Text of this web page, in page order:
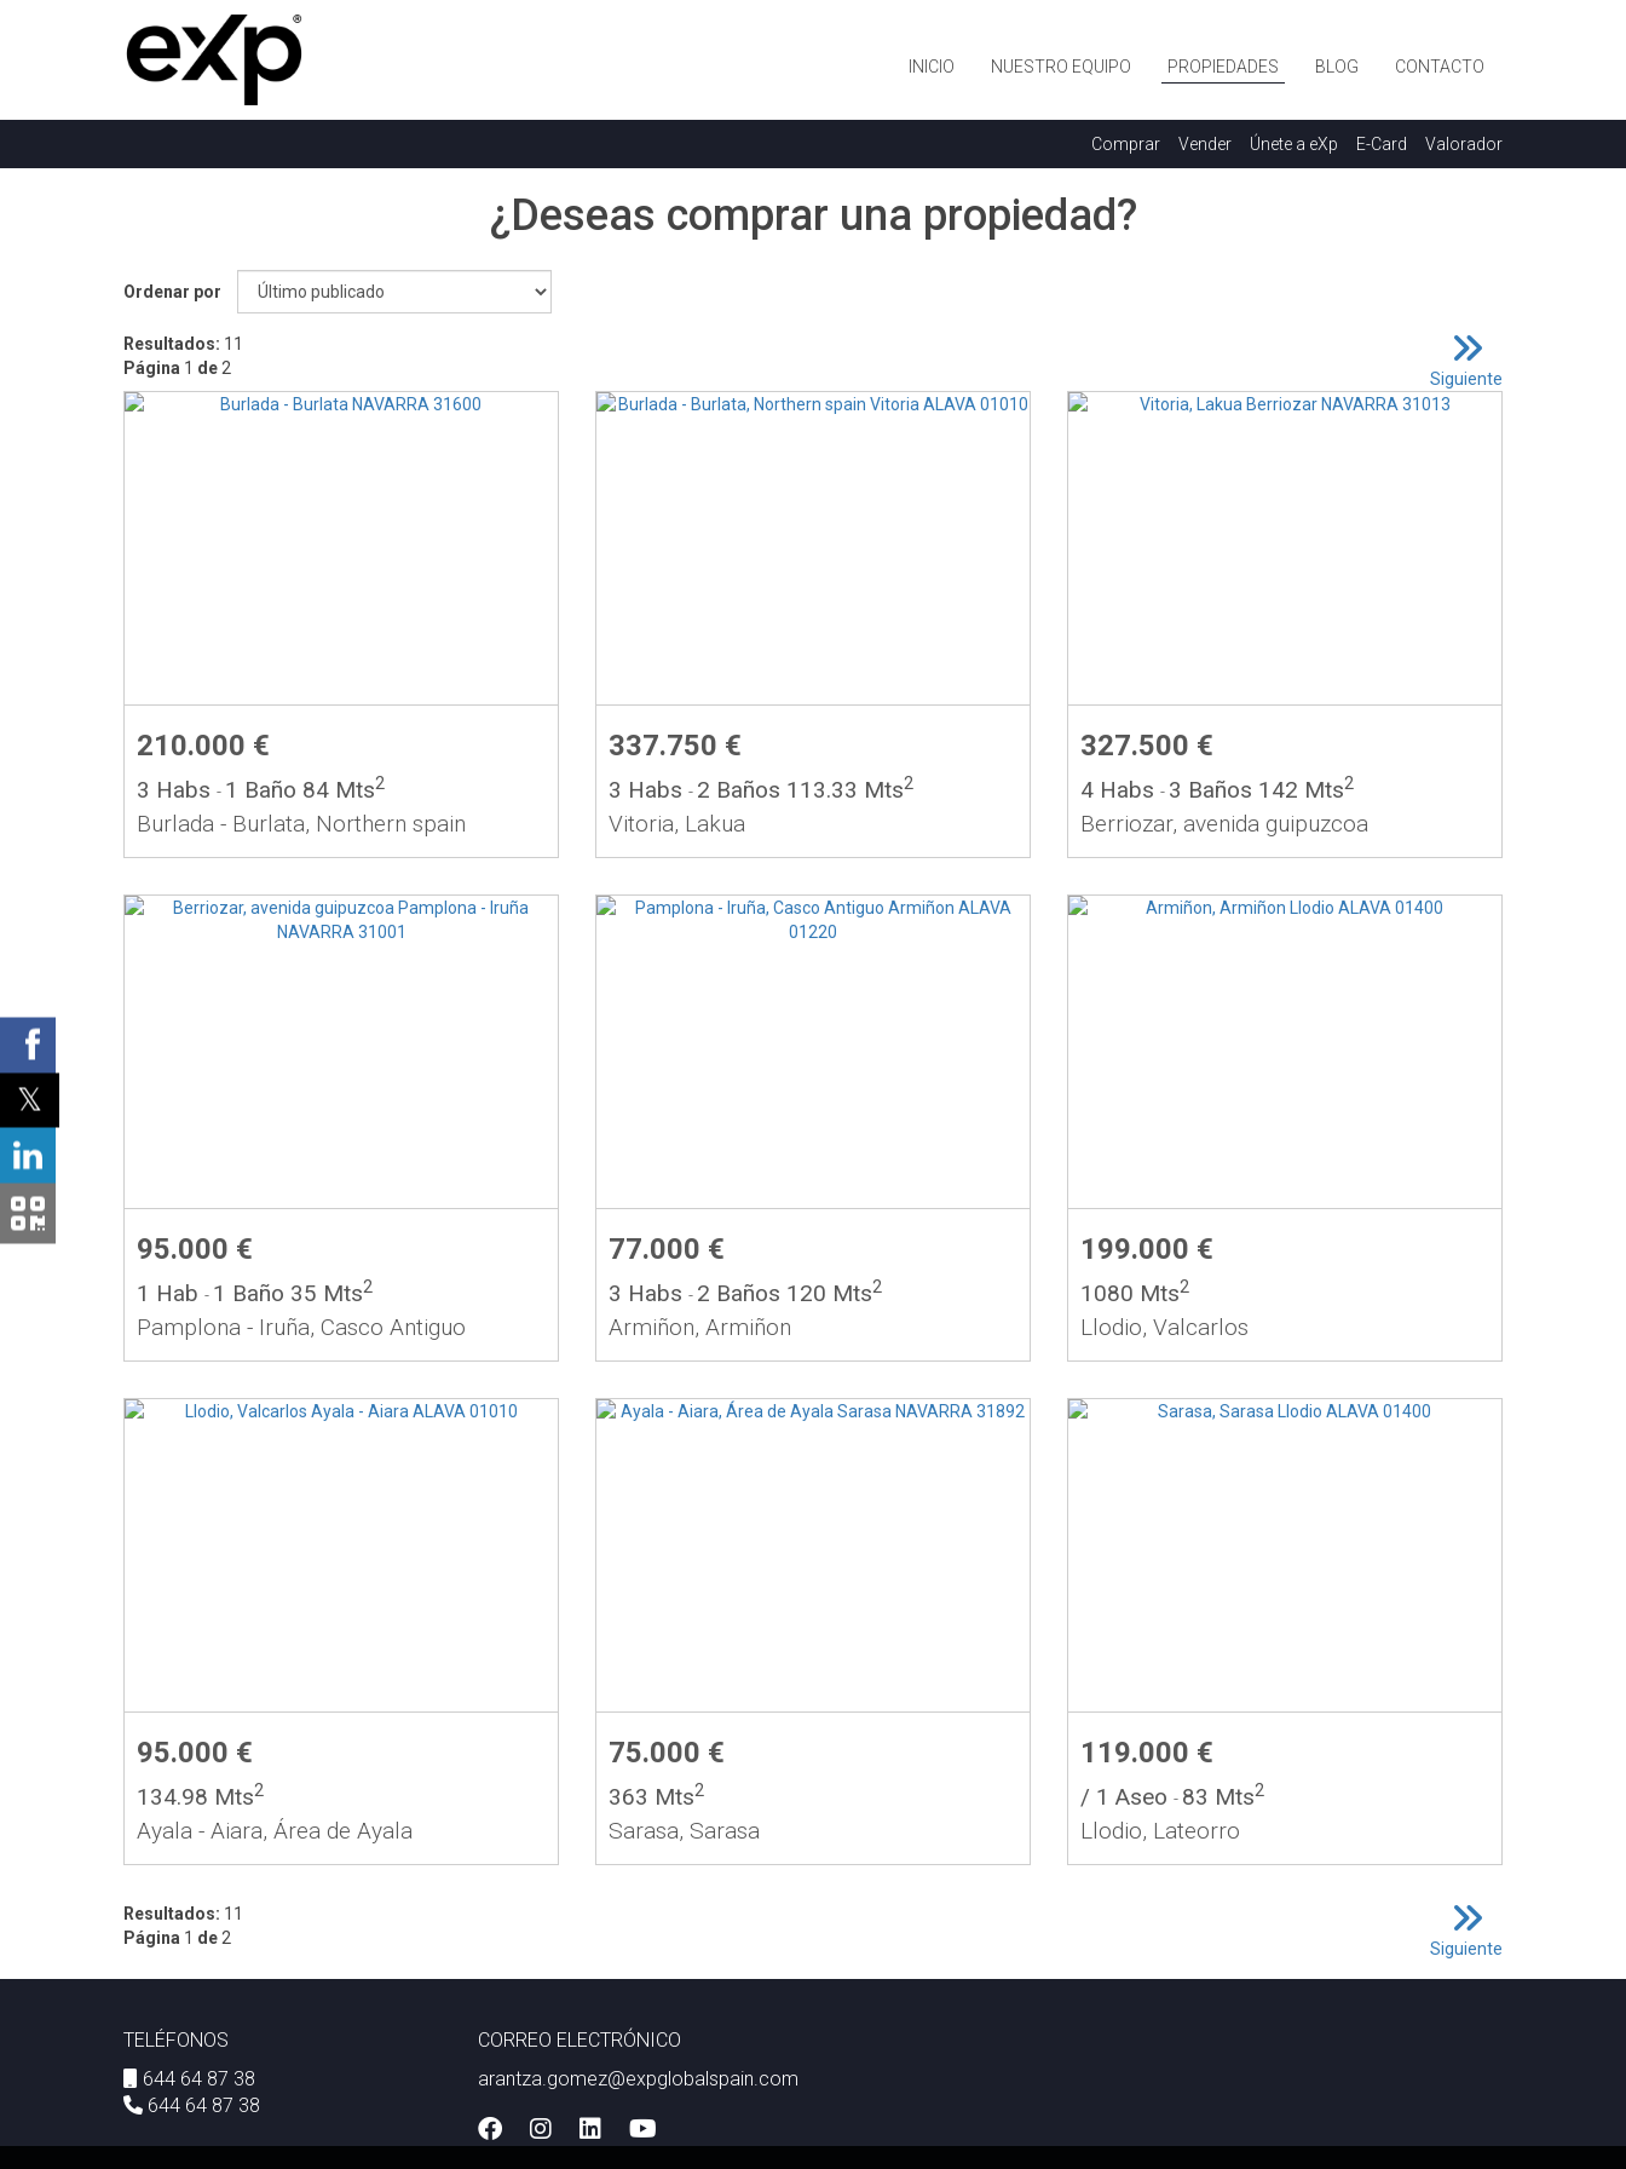
INICIO NUESTRO EQUIPO PROPIEDADES BLOG CONTACTO
Comprar Vender Únete a eXp E-Card Valorador
¿Deseas comprar una propiedad?
Ordenar por
Siguiente
Resultados: 11
Página 1 de 2
210.000 €
3 Habs - 1 Baño 84 Mts2
Burlada - Burlata, Northern spain
337.750 €
3 Habs - 2 Baños 113.33 Mts2
Vitoria, Lakua
327.500 €
4 Habs - 3 Baños 142 Mts2
Berriozar, avenida guipuzcoa
95.000 €
1 Hab - 1 Baño 35 Mts2
Pamplona - Iruña, Casco Antiguo
77.000 €
3 Habs - 2 Baños 120 Mts2
Armiñon, Armiñon
199.000 €
1080 Mts2
Llodio, Valcarlos
95.000 €
134.98 Mts2
Ayala - Aiara, Área de Ayala
75.000 €
363 Mts2
Sarasa, Sarasa
119.000 €
/ 1 Aseo - 83 Mts2
Llodio, Lateorro
Siguiente
Resultados: 11
Página 1 de 2
TELÉFONOS
644 64 87 38
644 64 87 38
CORREO ELECTRÓNICO
arantza.gomez@expglobalspain.com